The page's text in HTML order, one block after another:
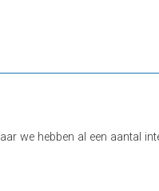
we hebben al een aantal